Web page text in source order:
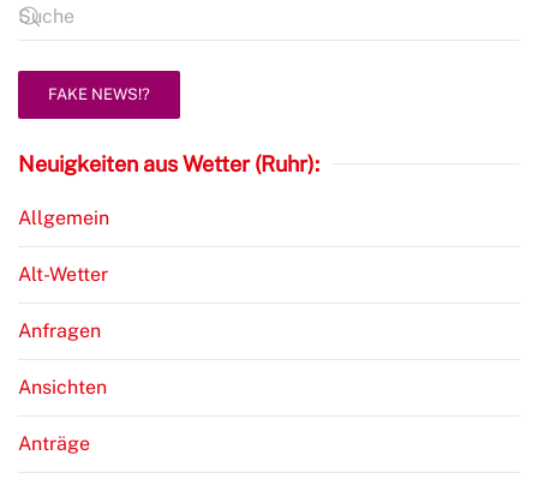
FAKE NEWS!?
Neuigkeiten aus Wetter (Ruhr):
Allgemein
Alt-Wetter
Anfragen
Ansichten
Anträge